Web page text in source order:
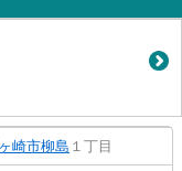
崎市柳島 １丁目